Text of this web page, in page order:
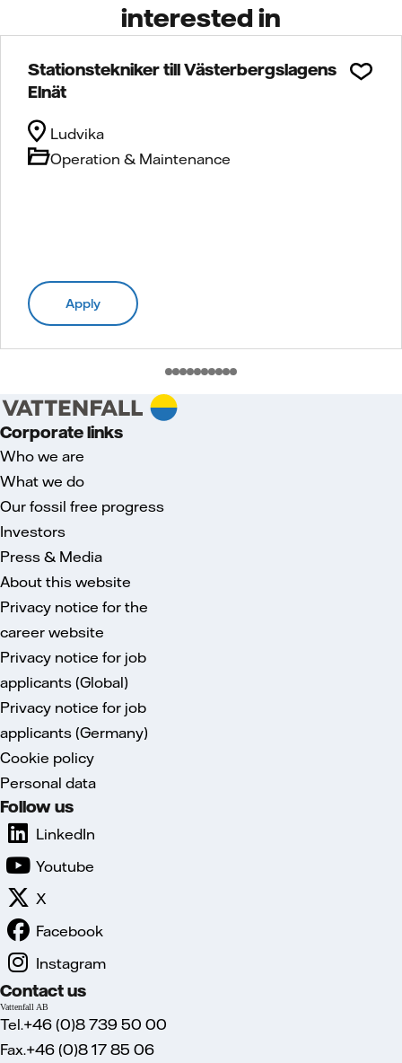
interested in
Stationstekniker till Västerbergslagens
Elnät
Operation & Maintenance
Ludvika
Apply
Corporate links
Who we are
What we do
Our fossil free progress
Investors
Press & Media
About this website
Privacy notice for the
career website
Privacy notice for job
applicants (Global)
Privacy notice for job
applicants (Germany)
Cookie policy
Personal data
Follow us
LinkedIn
Youtube
X
Facebook
Instagram
Contact us
Vattenfall AB
Tel.+46 (0)8 739 50 00
Fax.+46 (0)8 17 85 06